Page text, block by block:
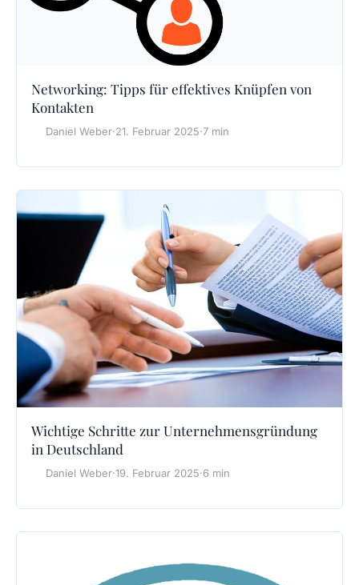
Networking: Tipps für effektives Knüpfen von
Kontakten
Daniel Weber·21. Februar 2025·7 min
Wichtige Schritte zur Unternehmensgründung
in Deutschland
Daniel Weber·19. Februar 2025·6 min